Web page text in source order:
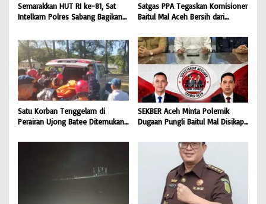
Semarakkan HUT RI ke-81, Sat
Intelkam Polres Sabang Bagikan
Masyarakat |
BONGKAR’Perkara.com
Satgas PPA Tegaskan Komisioner
Baitul Mal Aceh Bersih dari
Masyarakat Diminta Hentikan
Penyebaran Hoaks | BONGKAR
‘Perkara.com
Satu Korban Tenggelam di
Perairan Ujong Batee Ditemukan,
Pencarian Satu Korban Lain |
SEKBER Aceh Minta Polemik
Dugaan Pungli Baitul Mal Disikapi
Hukum terhadap Oknum |
BONGKAR ‘Perkara.com